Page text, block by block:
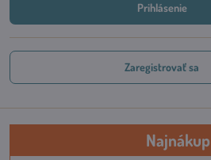
Prihlásenie
Zaregistrovať sa
Najnákup